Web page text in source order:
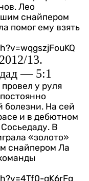
Лео
снайпером
помог ему взять
13.
— 5:1
у руля
болезни. На сей
и в дебютном
В
«золото»
снайпером Ла
qK6rFg